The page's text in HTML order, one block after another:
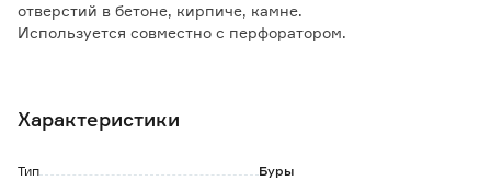
отверстий в бетоне, кирпиче, камне.
Используется совместно с перфоратором.
- паяная режущая часть крестовидной формы;
бурения;
Характеристики
Тип Буры